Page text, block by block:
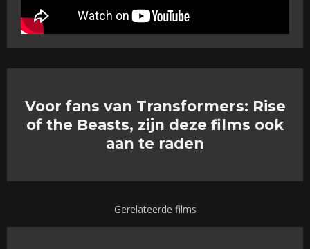
Voor fans van Transformers: Rise
of the Beasts, zijn deze films ook
aan te raden
Gerelateerde films